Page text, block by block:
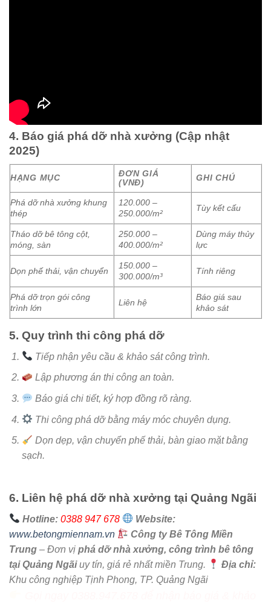
4. Báo giá phá dỡ nhà xưởng (Cập nhật
2025)
HẠNG MỤC
ĐƠN GIÁ
(VNĐ)
GHI CHÚ
Phá dỡ nhà xưởng khung
thép
120.000 –
250.000/m²
Tùy kết cấu
Tháo dỡ bê tông cột,
móng, sàn
250.000 –
400.000/m²
Dùng máy thủy
lực
Dọn phế thải, vận chuyển
150.000 –
300.000/m³
Tính riêng
Phá dỡ trọn gói công
trình lớn
Liên hệ
Báo giá sau
khảo sát
5. Quy trình thi công phá dỡ
Tiếp nhận yêu cầu & khảo sát công trình.
Lập phương án thi công an toàn.
Báo giá chi tiết, ký hợp đồng rõ ràng.
Thi công phá dỡ bằng máy móc chuyên dụng.
Dọn dẹp, vận chuyển phế thải, bàn giao mặt bằng
sạch.
6. Liên hệ phá dỡ nhà xưởng tại Quảng Ngãi
Hotline: 0388 947 678
Website:
www.betongmiennam.vn
Công ty Bê Tông Miền
Trung – Đơn vị phá dỡ nhà xưởng, công trình bê tông
tại Quảng Ngãiuy tín, giá rẻ nhất miền Trung.
Địa chỉ:
Khu công nghiệp Tịnh Phong, TP. Quảng Ngãi